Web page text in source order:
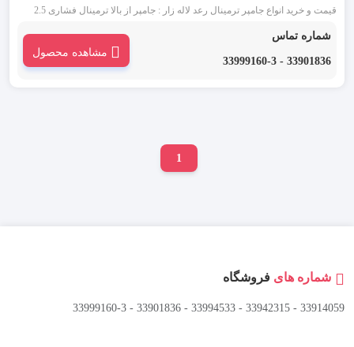
قیمت و خرید انواع جامپر ترمینال رعد لاله زار : جامپر از بالا ترمینال فشاری 2.5
ترمینال های بدون پیچ و با سطح ولتاژی یکسان به کار می رود.
شماره تماس
33901836 - 33999160-3
مشاهده محصول
1
شماره های فروشگاه
33914059 - 33942315 - 33994533 - 33901836 - 33999160-3 ​